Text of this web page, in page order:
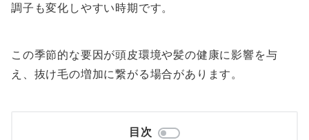
調子も変化しやすい時期です。
この季節的な要因が頭皮環境や髪の健康に影響を与
え、抜け毛の増加に繋がる場合があります。
目次